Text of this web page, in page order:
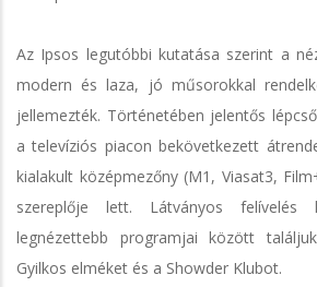
Az Ipsos legutóbbi kutatása szerint a
modern és laza, jó műsorokkal
jellemezték. Történetében jelentős
a televíziós piacon bekövetkezett
kialakult középmezőny (M1, Viasat3,
szereplője lett. Látványos felívelés
legnézettebb programjai között
Gyilkos elméket és a Showder Klubot.